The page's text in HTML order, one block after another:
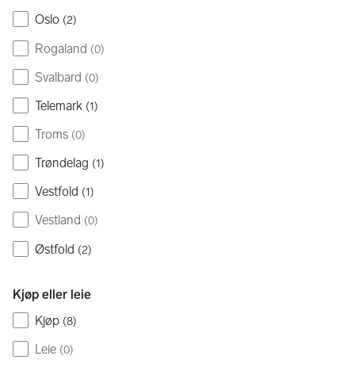
Oslo (2)
Rogaland (0)
Svalbard (0)
Telemark (1)
Troms (0)
Trøndelag (1)
Vestfold (1)
Vestland (0)
Østfold (2)
Kjøp eller leie
Kjøp (8)
Leie (0)